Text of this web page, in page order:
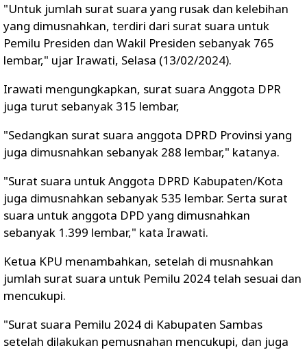
"Untuk jumlah surat suara yang rusak dan kelebihan
yang dimusnahkan, terdiri dari surat suara untuk
Pemilu Presiden dan Wakil Presiden sebanyak 765
lembar," ujar Irawati, Selasa (13/02/2024).
Irawati mengungkapkan, surat suara Anggota DPR
juga turut sebanyak 315 lembar,
"Sedangkan surat suara anggota DPRD Provinsi yang
juga dimusnahkan sebanyak 288 lembar," katanya.
"Surat suara untuk Anggota DPRD Kabupaten/Kota
juga dimusnahkan sebanyak 535 lembar. Serta surat
suara untuk anggota DPD yang dimusnahkan
sebanyak 1.399 lembar," kata Irawati.
Ketua KPU menambahkan, setelah di musnahkan
jumlah surat suara untuk Pemilu 2024 telah sesuai dan
mencukupi.
"Surat suara Pemilu 2024 di Kabupaten Sambas
setelah dilakukan pemusnahan mencukupi, dan juga